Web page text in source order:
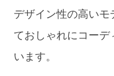
デザイン性の高い
ておしゃれにコーデ
います。